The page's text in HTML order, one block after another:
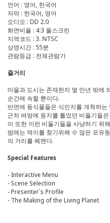
언어 : 영어, 한국어
자막 : 한국어, 영어
오디오 : DD 2.0
화면비율 : 4:3 풀스크린
지역코드 : 3. NTSC
상영시간 : 55분
관람등급 : 전체관람가
줄거리
마을과 도시는 존재한지 몇 만년 밖에
순간에 속할 뿐이다.
반면에 동식물들은 식민지를 개척하
근처 벼랑에 둥지를 틀었던 비둘기들
이 또한 이런 비둘기들을 사냥하기 위
밤에는 먹이를 찾기위해 수 많은 포유
의 거리를 헤맨다.
Special Features
- Interactive Menu
- Scene Selection
- Presenter`s Profile
- The Making of the Living Planet